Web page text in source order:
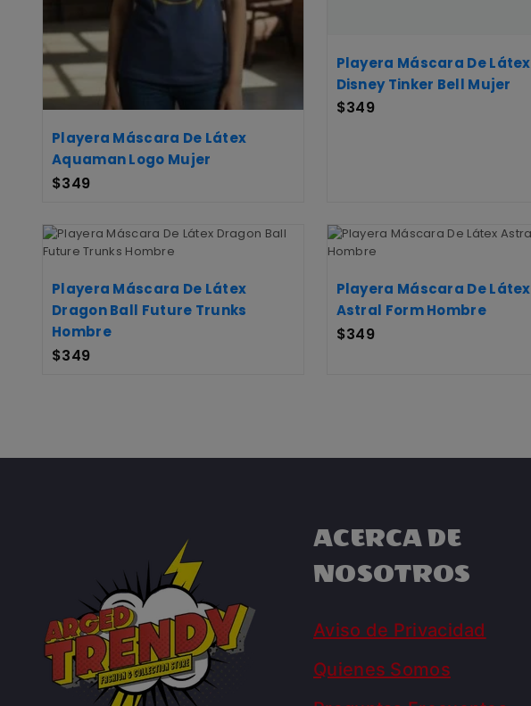
Playera Máscara De Látex
Aquaman Logo Mujer
$349
Playera Máscara De Látex
Disney Tinker Bell Mujer
$349
Playera Máscara De Látex
Dragon Ball Future Trunks
Hombre
$349
Playera Máscara De Látex
Astral Form Hombre
$349
ACERCA DE
NOSOTROS
Aviso de Privacidad
Quienes Somos